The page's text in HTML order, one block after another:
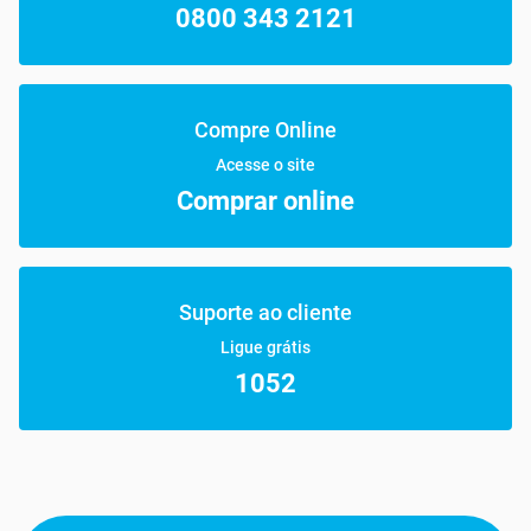
0800 343 2121
Compre Online
Acesse o site
Comprar online
Suporte ao cliente
Ligue grátis
1052